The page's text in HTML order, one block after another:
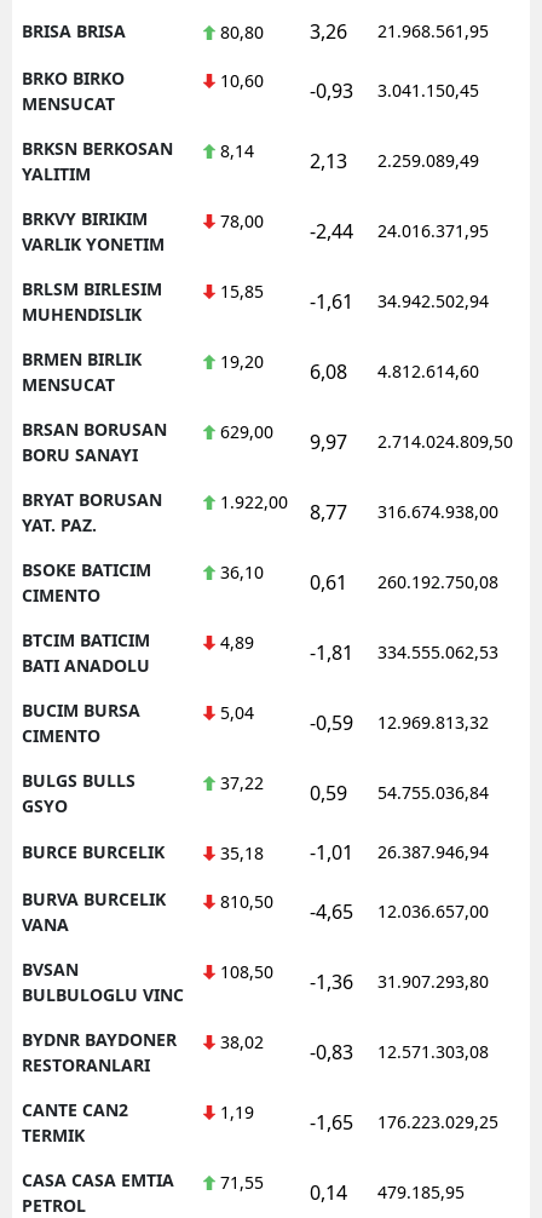
BRISA BRISA 80,80 3,26 21.968.561,95
BRKO BIRKO
MENSUCAT
10,60 -0,93 3.041.150,45
BRKSN BERKOSAN
YALITIM
8,14 2,13 2.259.089,49
BRKVY BIRIKIM
VARLIK YONETIM
78,00 -2,44 24.016.371,95
BRLSM BIRLESIM
MUHENDISLIK
15,85 -1,61 34.942.502,94
BRMEN BIRLIK
MENSUCAT
19,20 6,08 4.812.614,60
BRSAN BORUSAN
BORU SANAYI
629,00 9,97 2.714.024.809,50
BRYAT BORUSAN
YAT. PAZ.
1.922,00 8,77 316.674.938,00
BSOKE BATICIM
CIMENTO
36,10 0,61 260.192.750,08
BTCIM BATICIM
BATI ANADOLU
4,89 -1,81 334.555.062,53
BUCIM BURSA
CIMENTO
5,04 -0,59 12.969.813,32
BULGS BULLS
GSYO
37,22 0,59 54.755.036,84
BURCE BURCELIK 35,18 -1,01 26.387.946,94
BURVA BURCELIK
VANA
810,50 -4,65 12.036.657,00
BVSAN
BULBULOGLU VINC
108,50 -1,36 31.907.293,80
BYDNR BAYDONER
RESTORANLARI
38,02 -0,83 12.571.303,08
CANTE CAN2
TERMIK
1,19 -1,65 176.223.029,25
CASA CASA EMTIA
PETROL
71,55 0,14 479.185,95